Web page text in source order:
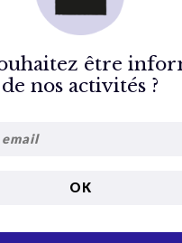
être
de nos activités ?